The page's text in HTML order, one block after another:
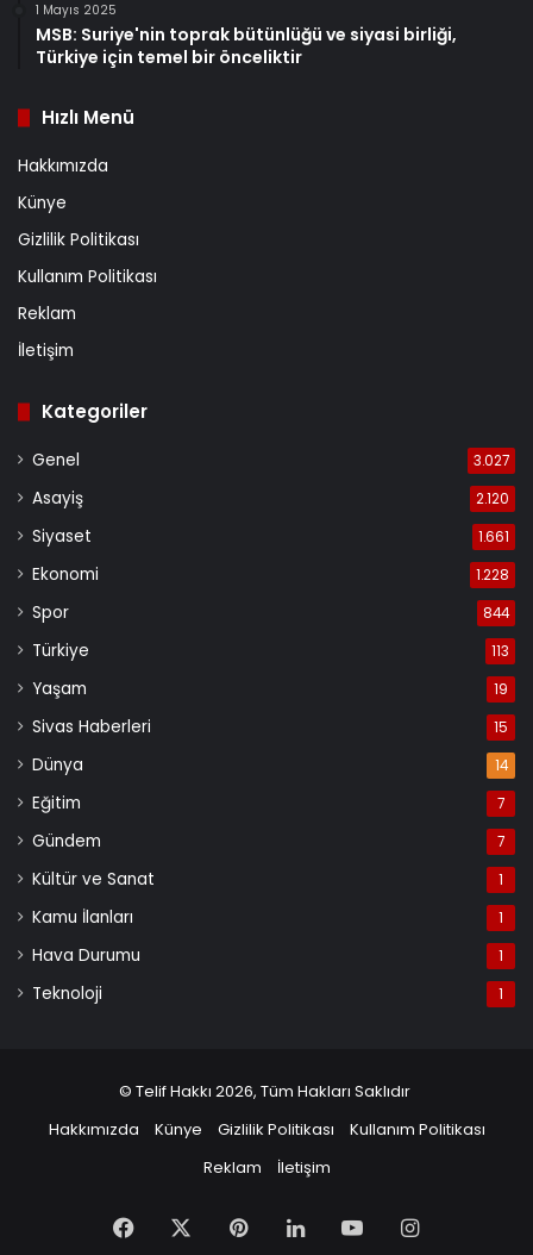
1 Mayıs 2025
MSB: Suriye'nin toprak bütünlüğü ve siyasi birliği,
Türkiye için temel bir önceliktir
Hızlı Menü
Hakkımızda
Künye
Gizlilik Politikası
Kullanım Politikası
Reklam
İletişim
Kategoriler
Genel 3.027
Asayiş 2.120
Siyaset 1.661
Ekonomi 1.228
Spor 844
Türkiye 113
Yaşam 19
Sivas Haberleri 15
Dünya 14
Eğitim 7
Gündem 7
Kültür ve Sanat 1
Kamu İlanları 1
Hava Durumu 1
Teknoloji 1
© Telif Hakkı 2026, Tüm Hakları Saklıdır
Hakkımızda
Künye Gizlilik Politikası
Kullanım Politikası
Reklam
İletişim
Facebook PinterestLinkedInYouTubeInstagram